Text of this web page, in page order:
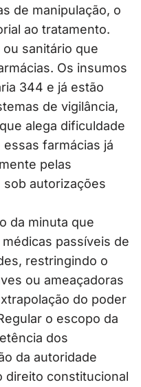
de manipulação, o
ao tratamento.
sanitário que
Os insumos
344 e já estão
de vigilância,
alega dificuldade
farmácias já
pelas
sob autorizações
da minuta que
passíveis de
restringindo o
ou ameaçadoras
do poder
o escopo da
dos
da autoridade
direito constitucional